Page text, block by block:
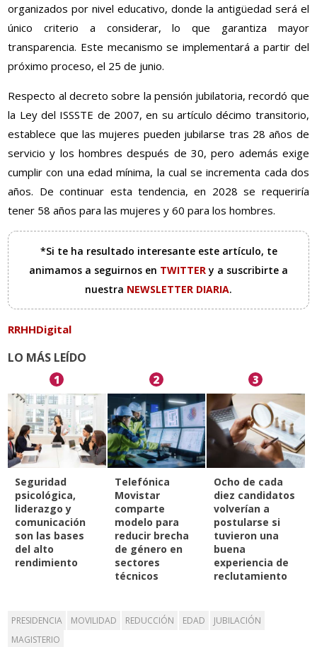
organizados por nivel educativo, donde la antigüedad será el
único criterio a considerar, lo que garantiza mayor
transparencia. Este mecanismo se implementará a partir del
próximo proceso, el 25 de junio.
Respecto al decreto sobre la pensión jubilatoria, recordó que
la Ley del ISSSTE de 2007, en su artículo décimo transitorio,
establece que las mujeres pueden jubilarse tras 28 años de
servicio y los hombres después de 30, pero además exige
cumplir con una edad mínima, la cual se incrementa cada dos
años. De continuar esta tendencia, en 2028 se requeriría
tener 58 años para las mujeres y 60 para los hombres.
*Si te ha resultado interesante este artículo, te
animamos a seguirnos en TWITTERy a suscribirte a
nuestra NEWSLETTER DIARIA.
RRHHDigital
LO MÁS LEÍDO
1
Seguridad
psicológica,
liderazgo y
comunicación
son las bases
del alto
rendimiento
2
Telefónica
Movistar
comparte
modelo para
reducir brecha
de género en
sectores
técnicos
3
Ocho de cada
diez candidatos
volverían a
postularse si
tuvieron una
buena
experiencia de
reclutamiento
PRESIDENCIA MOVILIDAD REDUCCIÓN EDAD
JUBILACIÓN
MAGISTERIO